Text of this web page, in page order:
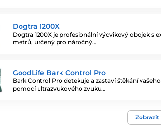
vám s výběrem elektronického obojku
pejskovi nebo vám obojek vyhovovat,
jako elektrický obojek) je moderní výcviková
výcvikového obojku, aby odpovídal
Dogtra 1200X
Dogtra 1200X je profesionální výcvikový obojek s
metrů, určený pro náročný…
GoodLife Bark Control Pro
Bark Control Pro detekuje a zastaví štěkání
pomocí ultrazvukového zvuku…